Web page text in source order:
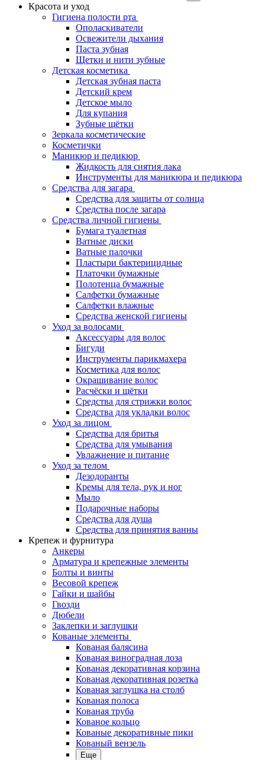
Красота и уход
Гигиена полости рта
Ополаскиватели
Освежители дыхания
Паста зубная
Щетки и нити зубные
Детская косметика
Детская зубная паста
Детский крем
Детское мыло
Для купания
Зубные щётки
Зеркала косметические
Косметички
Маникюр и педикюр
Жидкость для снятия лака
Инструменты для маникюра и педикюра
Средства для загара
Средства для защиты от солнца
Средства после загара
Средства личной гигиены
Бумага туалетная
Ватные диски
Ватные палочки
Пластыри бактерицидные
Платочки бумажные
Полотенца бумажные
Салфетки бумажные
Салфетки влажные
Средства женской гигиены
Уход за волосами
Аксессуары для волос
Бигуди
Инструменты парикмахера
Косметика для волос
Окрашивание волос
Расчёски и щётки
Средства для стрижки волос
Средства для укладки волос
Уход за лицом
Средства для бритья
Средства для умывания
Увлажнение и питание
Уход за телом
Дезодоранты
Кремы для тела, рук и ног
Мыло
Подарочные наборы
Средства для душа
Средства для принятия ванны
Крепеж и фурнитура
Анкеры
Арматура и крепежные элементы
Болты и винты
Весовой крепеж
Гайки и шайбы
Гвозди
Дюбели
Заклепки и заглушки
Кованые элементы
Кованая балясина
Кованая виноградная лоза
Кованая декоративная корзина
Кованая декоративная розетка
Кованая заглушка на столб
Кованая полоса
Кованая труба
Кованое кольцо
Кованые декоративные пики
Кованый вензель
Еще